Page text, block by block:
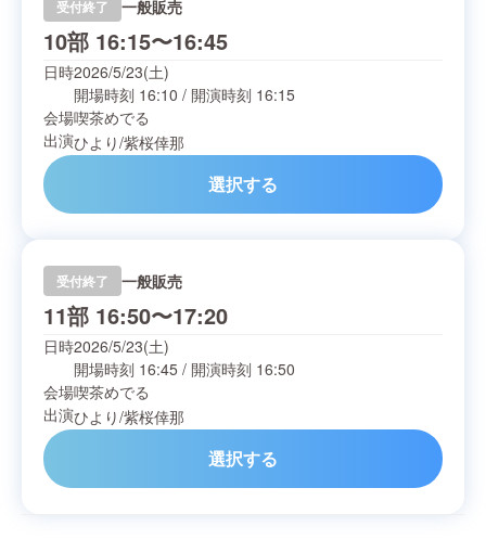
受付終了 一般販売
10部 16:15〜16:45
日時2026/5/23(土)
開場時刻 16:10 / 開演時刻 16:15
会場喫茶めでる
出演ひより/紫桜倖那
選択する
受付終了 一般販売
11部 16:50〜17:20
日時2026/5/23(土)
開場時刻 16:45 / 開演時刻 16:50
会場喫茶めでる
出演ひより/紫桜倖那
選択する